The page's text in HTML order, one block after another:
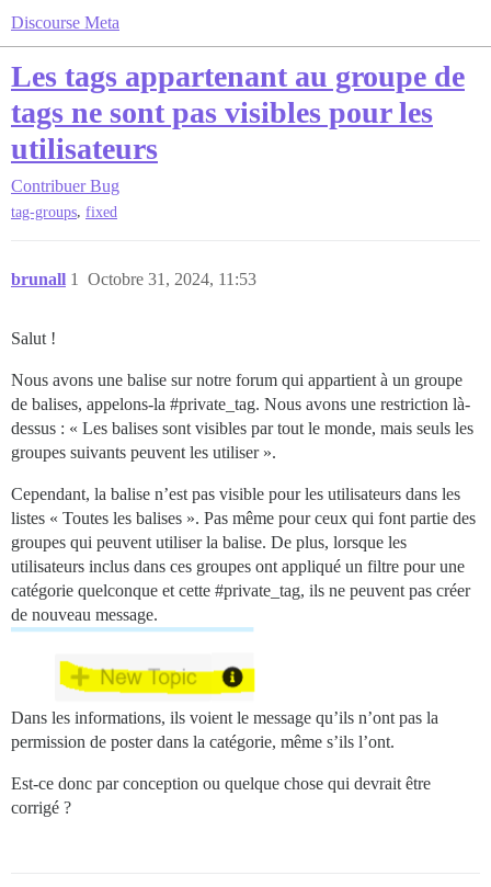
Discourse Meta
Les tags appartenant au groupe de
tags ne sont pas visibles pour les
utilisateurs
Contribuer Bug
tag-groups, fixed
brunall Octobre 31, 2024, 11:53
1
Salut !
Nous avons une balise sur notre forum qui appartient à un groupe
de balises, appelons-la #private_tag. Nous avons une restriction là-
dessus : « Les balises sont visibles par tout le monde, mais seuls les
groupes suivants peuvent les utiliser ».
Cependant, la balise n’est pas visible pour les utilisateurs dans les
listes « Toutes les balises ». Pas même pour ceux qui font partie des
groupes qui peuvent utiliser la balise. De plus, lorsque les
utilisateurs inclus dans ces groupes ont appliqué un filtre pour une
catégorie quelconque et cette #private_tag, ils ne peuvent pas créer
de nouveau message.
Dans les informations, ils voient le message qu’ils n’ont pas la
permission de poster dans la catégorie, même s’ils l’ont.
Est-ce donc par conception ou quelque chose qui devrait être
corrigé ?